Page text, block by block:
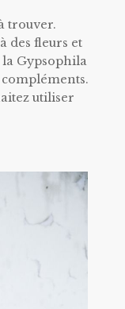
trouver.
des fleurs et
la Gypsophila
utiliser